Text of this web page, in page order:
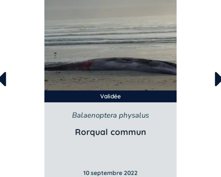
Validée
Balaenoptera physalus
Rorqual commun
10 septembre 2022